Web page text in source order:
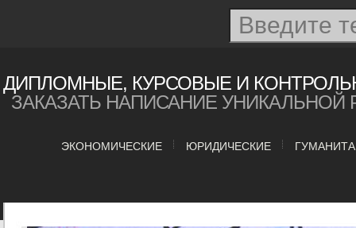
ДИПЛОМНЫЕ, КУРСОВЫЕ И
ЗАКАЗАТЬ НАПИСАНИЕ
ЭКОНОМИЧЕСКИЕ ЮРИДИЧЕСКИЕ